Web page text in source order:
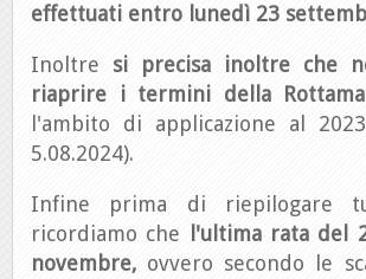
effettuati entro lunedì 23
Inoltre si precisa inoltre che
riaprire i termini della
l'ambito di applicazione al
5.08.2024).
Infine prima di riepilogare
ricordiamo che l'ultima rata del
novembre, ovvero secondo le